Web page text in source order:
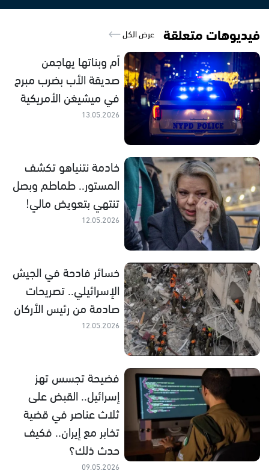
فيديوهات متعلقة عرض الكل
أم وبناتها يهاجمن
صديقة الأب بضرب مبرح
في ميشيغن الأمريكية
13.05.2026
خادمة نتنياهو تكشف
المستور.. طماطم وبصل
تنتهي بتعويض مالي!
12.05.2026
خسائر فادحة في الجيش
الإسرائيلي.. تصريحات
صادمة من رئيس الأركان
12.05.2026
فضيحة تجسس تهز
إسرائيل.. القبض على
ثلاث عناصر في قضية
تخابر مع إيران.. فكيف
حدث ذلك؟
09.05.2026